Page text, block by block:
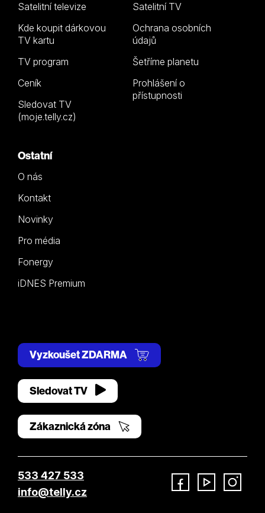
Satelitní televize
Kde koupit dárkovou
TV kartu
TV program
Ceník
Sledovat TV
(moje.telly.cz)
Satelitní TV
Ochrana osobních
údajů
Šetříme planetu
Prohlášení o
přístupnosti
Ostatní
O nás
Kontakt
Novinky
Pro média
Fonergy
iDNES Premium
Vyzkoušet ZDARMA
Sledovat TV
Zákaznická zóna
533 427 533
info@telly.cz